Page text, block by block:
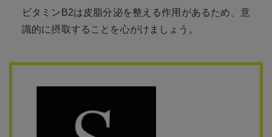
ビタミンB2は皮脂分泌を整える作用があるため、意
識的に摂取することを心がけましょう。